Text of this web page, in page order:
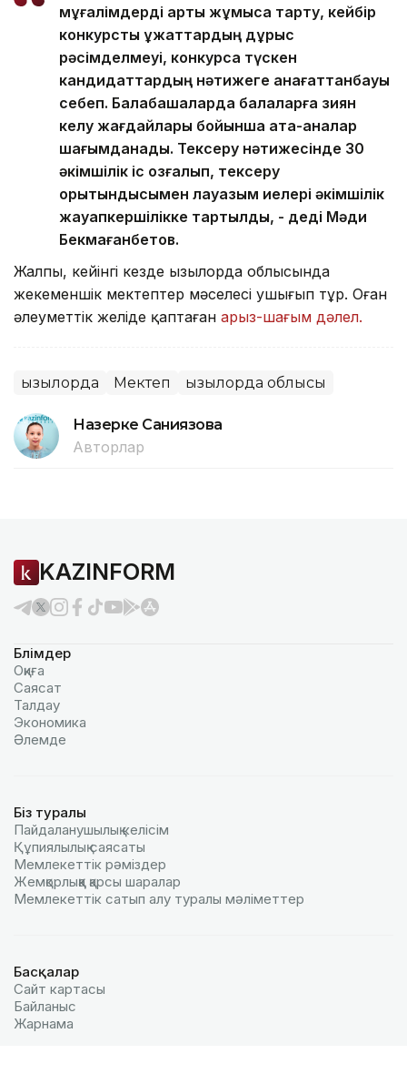
мұғалімдерді артық жұмысқа тарту, кейбір
конкурстық құжаттардың дұрыс
рәсімделмеуі, конкурсқа түскен
кандидаттардың нәтижеге қанағаттанбауы
себеп. Балабақшаларда балаларға зиян
келу жағдайлары бойынша ата-аналар
шағымданады. Тексеру нәтижесінде 30
әкімшілік іс қозғалып, тексеру
қорытындысымен лауазым иелері әкімшілік
жауапкершілікке тартылды, - деді Мәди
Бекмағанбетов.
Жалпы, кейінгі кезде Қызылорда облысында
жекеменшік мектептер мәселесі ушығып тұр. Оған
әлеуметтік желіде қаптаған арыз-шағым дәлел.
Қызылорда Мектеп Қызылорда облысы
Назерке Саниязова
Авторлар
KAZINFORM
Бөлімдер
Оқиға
Саясат
Талдау
Экономика
Әлемде
Біз туралы
Пайдаланушылық келiciм
Құпиялылық саясаты
Мемлекеттік рәміздер
Жемқорлыққа қарсы шаралар
Мемлекеттік сатып алу туралы мәлiметтер
Басқалар
Сайт картасы
Байланыс
Жарнама